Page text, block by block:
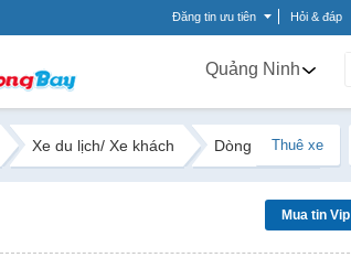
Đăng tin ưu tiên Hỏi & đáp
Quảng Ninh
Xe du lịch/ Xe khách Dòng xe khác
Thuê xe
Mua tin Vip